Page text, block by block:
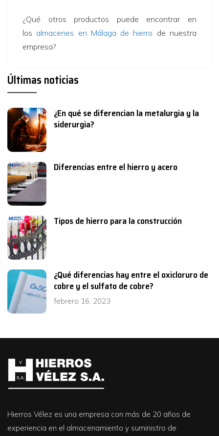
¿Qué otros productos puede encontrar en
los almacenes en Málaga de hierro de nuestra
empresa?
Últimas noticias
¿En qué se diferencian la metalurgia y la
siderurgia?
Diferencias entre el hierro y acero
Tipos de hierro para la construcción
¿Qué diferencias hay entre el oxicloruro de
cobre y el sulfato de cobre?
febrero 16, 2023
Hierros Vélez es una empresa con más de 20 años de
experiencia en el almacenamiento y suministro de